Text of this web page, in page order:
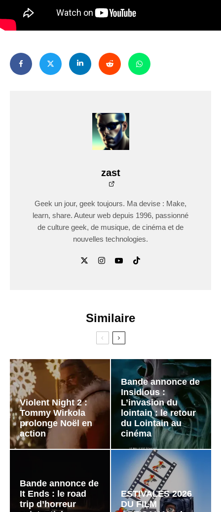
zast
Geek un jour, geek toujours. Ma devise : Make,
learn, share. Auteur web depuis 1996, passionné
de culture geek, de musique, de cinéma et de
nouvelles technologies.
Similaire
Violent Night 2 :
Tommy Wirkola
prolonge Noël en
action
Bande annonce de
Insidious :
L’invasion du
lointain : le retour
du Lointain au
cinéma
Bande annonce de
It Ends : le road
trip d’horreur
ESTIVALES 2026
DU FILM